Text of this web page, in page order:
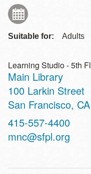
Suitable for: Adults
Learning Studio - 5th Fl
Main Library
Address
100 Larkin Street
San Francisco, CA
Contact
Telephone
415-557-4400
mnc@sfpl.org